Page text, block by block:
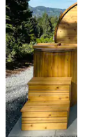
5‑დან